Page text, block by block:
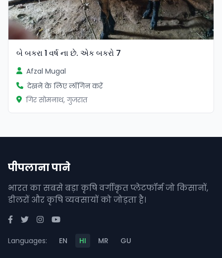
બે બકરા 1 વર્ષ ના છે. એક બકરો 7
Afzal Mugal
देखने के लिए लॉगिन करें
गिर सोमनाथ, गुजरात
पीपलाना पाने
भारत का सबसे बड़ा कृषि वर्गीकृत प्लेटफॉर्म जो किसानों,
डीलरों और कृषि व्यवसायों को जोड़ता है।
Languages: EN HI MR GU